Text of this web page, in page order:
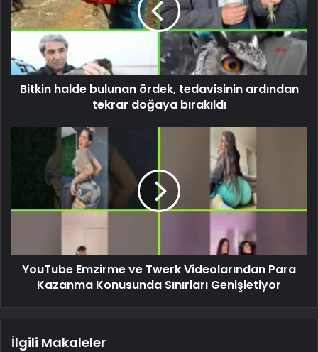
Bitkin halde bulunan ördek, tedavisinin ardından
tekrar doğaya bırakıldı
YouTube Emzirme ve Twerk Videolarından Para
Kazanma Konusunda Sınırları Genişletiyor
İlgili Makaleler